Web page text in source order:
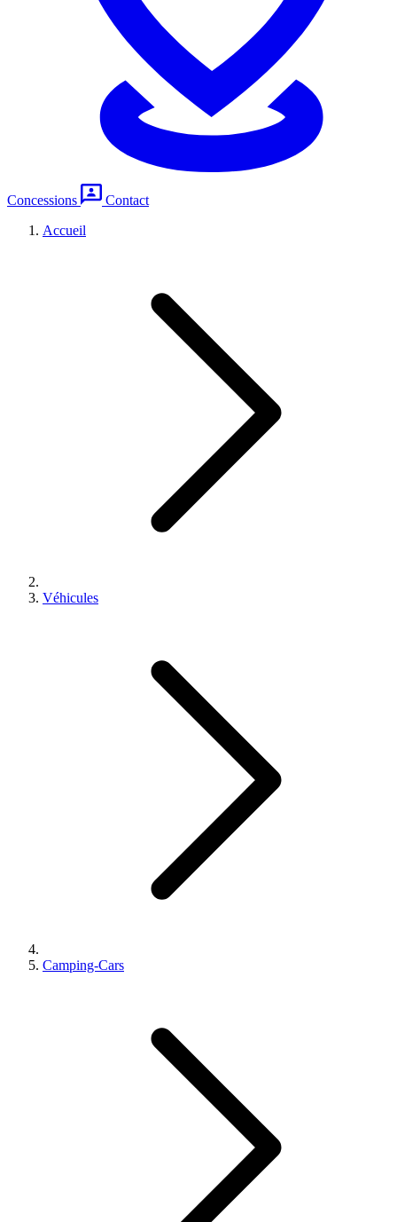
Concessions
Contact
Accueil
Véhicules
Camping-Cars